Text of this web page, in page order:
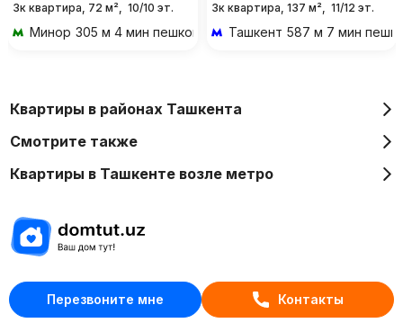
Перезвоните мне Контакты
3к квартира, 72 м², 10/10 эт.
Минор 305 м 4 мин пешком
3к квартира, 137 м², 11/12 эт.
Ташкент 587 м 7 мин
Квартиры в районах Ташкента
Смотрите также
Квартиры в Ташкенте возле метро
Отдел рекламы
+998 (78) 113-20-86